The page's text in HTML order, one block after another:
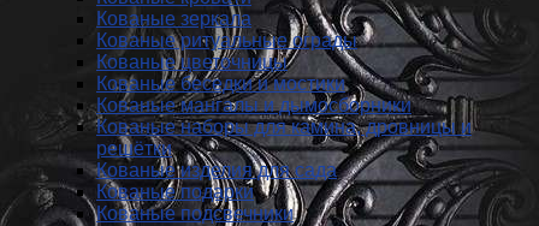
Кованые зеркала
Кованые ритуальные ограды
Кованые цветочницы
Кованые беседки и мостики
Кованые мангалы и дымосборники
Кованые наборы для камина, дровницы и
решётки
Кованые изделия для сада
Кованые подарки
Кованые подсвечники